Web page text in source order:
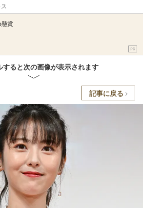
懸賞
PR
すると次の画像が表示されます
記事に戻る